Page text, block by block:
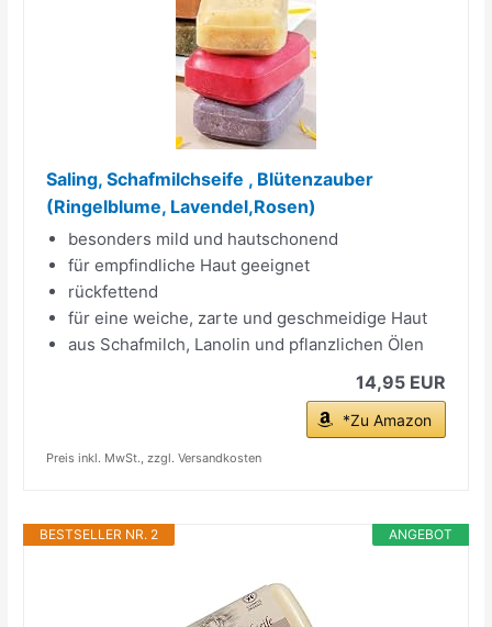
Saling, Schafmilchseife , Blütenzauber
(Ringelblume, Lavendel,Rosen)
besonders mild und hautschonend
für empfindliche Haut geeignet
rückfettend
für eine weiche, zarte und geschmeidige Haut
aus Schafmilch, Lanolin und pflanzlichen Ölen
14,95 EUR
*Zu Amazon
Preis inkl. MwSt., zzgl. Versandkosten
ANGEBOT
BESTSELLER NR. 2